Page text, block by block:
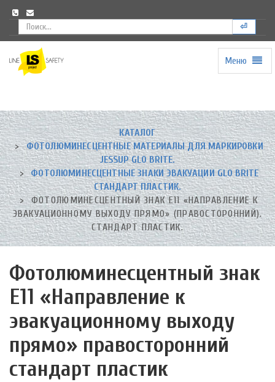
⏎
to
homepage
Меню
КАТАЛОГ
ФОТОЛЮМИНЕСЦЕНТНЫЕ МАТЕРИАЛЫ ДЛЯ МАРКИРОВКИ
JESSUP GLO BRITE.
ФОТОЛЮМИНЕСЦЕНТНЫЕ ЗНАКИ ЭВАКУАЦИИ GLO BRITE
СТАНДАРТ ПЛАСТИК.
ФОТОЛЮМИНЕСЦЕНТНЫЙ ЗНАК Е11 «НАПРАВЛЕНИЕ К
ЭВАКУАЦИОННОМУ ВЫХОДУ ПРЯМО» (ПРАВОСТОРОННИЙ).
СТАНДАРТ ПЛАСТИК.
Фотолюминесцентный знак
Е11 «Направление к
эвакуационному выходу
прямо» правосторонний
стандарт пластик